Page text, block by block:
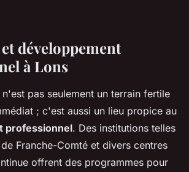
développement
à Lons
pas seulement un terrain fertile
; c'est aussi un lieu propice au
professionnel. Des institutions telles
Franche-Comté et divers centres
offrent des programmes pour